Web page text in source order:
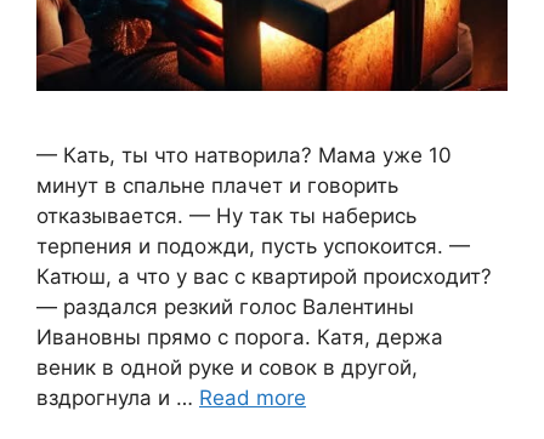
— Кать, ты что натворила? Мама уже 10
минут в спальне плачет и говорить
отказывается. — Ну так ты наберись
терпения и подожди, пусть успокоится. —
Катюш, а что у вас с квартирой происходит?
— раздался резкий голос Валентины
Ивановны прямо с порога. Катя, держа
веник в одной руке и совок в другой,
вздрогнула и … Read more